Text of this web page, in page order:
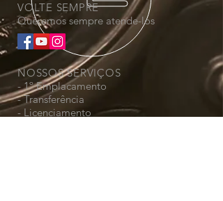
VOLTE SEMPRE
Queremos sempre atende-los
NOSSOS SERVIÇOS
- 1º Emplacamento
- Transferência
- Licenciamento